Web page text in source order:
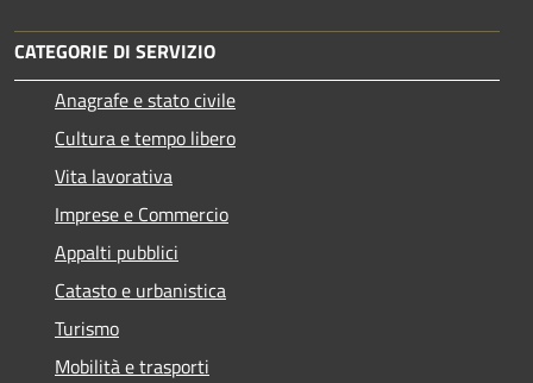
CATEGORIE DI SERVIZIO
Anagrafe e stato civile
Cultura e tempo libero
Vita lavorativa
Imprese e Commercio
Appalti pubblici
Catasto e urbanistica
Turismo
Mobilità e trasporti